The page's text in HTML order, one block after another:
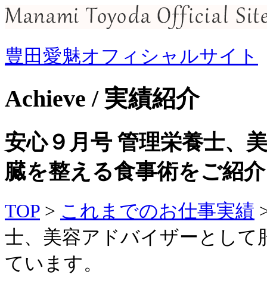
豊田愛魅オフィシャルサイト
Achieve / 実績紹介
安心９月号 管理栄養士、
臓を整える食事術をご紹
TOP > これまでのお仕事実績
士、美容アドバイザーとして
ています。